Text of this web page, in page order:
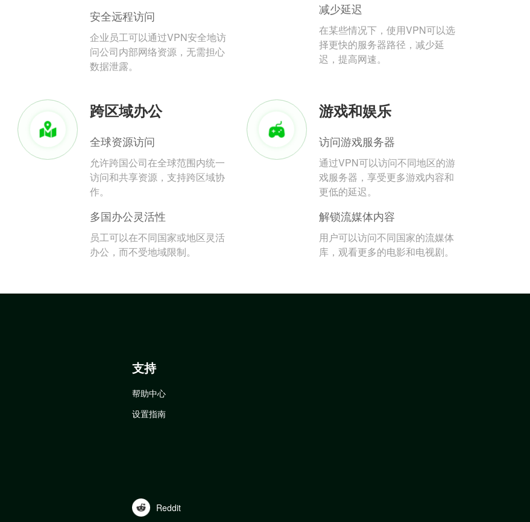
安全远程访问
企业员工可以通过VPN安全地访
问公司内部网络资源，无需担心
数据泄露。
减少延迟
在某些情况下，使用VPN可以选
择更快的服务器路径，减少延
迟，提高网速。
跨区域办公
全球资源访问
允许跨国公司在全球范围内统一
访问和共享资源，支持跨区域协
作。
多国办公灵活性
员工可以在不同国家或地区灵活
办公，而不受地域限制。
游戏和娱乐
访问游戏服务器
通过VPN可以访问不同地区的游
戏服务器，享受更多游戏内容和
更低的延迟。
解锁流媒体内容
用户可以访问不同国家的流媒体
库，观看更多的电影和电视剧。
支持
帮助中心
设置指南
Reddit